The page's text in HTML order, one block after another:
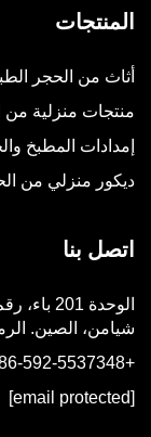
المنتجات
أثاث من الحجر
منتجات منزلية من
إمدادات المطبخ
ديكور منزلي من
اتصل بنا
شيامن، الصين. الرمز
+86-592-5537348
[email protected]